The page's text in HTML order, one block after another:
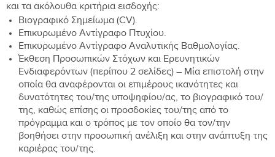
και τα ακόλουθα κριτήρια εισδοχής:
Βιογραφικό Σημείωμα (CV).
Επικυρωμένο Αντίγραφο Πτυχίου.
Επικυρωμένο Αντίγραφο Αναλυτικής Βαθμολογίας.
Έκθεση Προσωπικών Στόχων και Ερευνητικών
Ενδιαφερόντων (περίπου 2 σελίδες) – Mία επιστολή στην
οποία θα αναφέρονται οι επιμέρους ικανότητες και
δυνατότητες του/της υποψηφίου/ας, το βιογραφικό του/
της, καθώς επίσης οι προσδοκίες του/της από το
πρόγραμμα και ο τρόπος με τον οποίο θα τον/την
βοηθήσει στην προσωπική ανέλιξη και στην ανάπτυξη της
καριέρας του/της.